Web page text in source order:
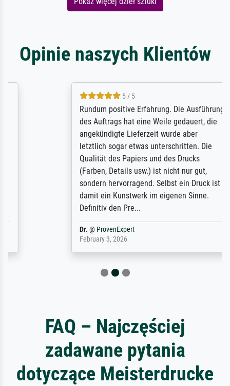
Opinie naszych Klientów
5 / 5
Rundum positive Erfahrung. Die Ausführung
des Auftrags hat eine Weile gedauert, die
angekündigte Lieferzeit wurde aber
letztlich sogar etwas unterschritten. Die
Qualität des Papiers und des Drucks
(Farben, Details usw.) ist nicht nur gut,
sondern hervorragend. Selbst ein Druck ist
damit ein Kunstwerk im eigenen Sinne.
Definitiv den Pre...
ProvenExpert
February 3, 2026
FAQ – Najczęściej
zadawane pytania
dotyczące Meisterdrucke